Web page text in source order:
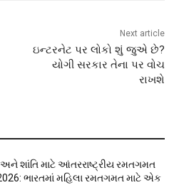
Next article
ઇન્ટરનેટ પર લોકો શું જુએ છે?
યોગી સરકાર તેના પર વોચ
રાખશે
અને શાંતિ માટે આંતરરાષ્ટ્રીય રમતગમત
ભારતમાં મહિલા રમતગમત માટે એક